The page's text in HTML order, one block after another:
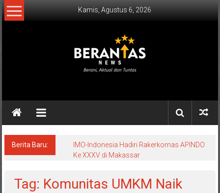
Lompat
ke
Kamis, Agustus 6, 2026
NEWS
Aktual
Tuntas.
Berita Baru:
IMO-Indonesia Hadiri Rakerkornas APINDO
Ke XXXV di Makassar
Tag: Komunitas UMKM Naik